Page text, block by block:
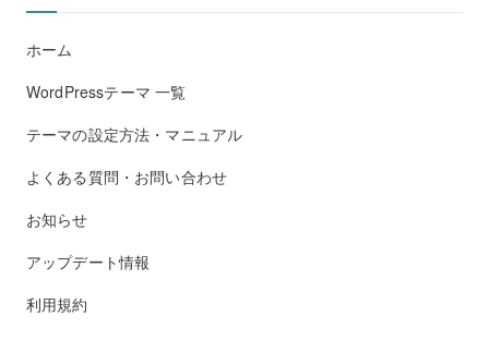
ホーム
WordPressテーマ 一覧
テーマの設定方法・マニュアル
よくある質問・お問い合わせ
お知らせ
アップデート情報
利用規約